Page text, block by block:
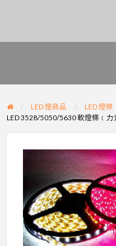
LED 燈商品
LED 燈條
LED 3528/5050/5630 軟燈條﹝力